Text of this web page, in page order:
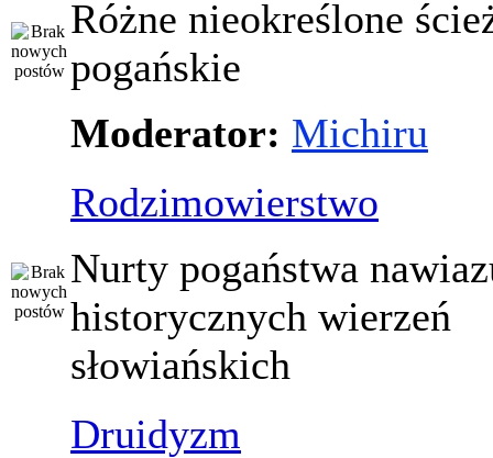
Różne nieokreślone
pogańskie
Moderator: Michiru
Rodzimowierstwo
Nurty pogaństwa
historycznych wierzeń
słowiańskich
Druidyzm